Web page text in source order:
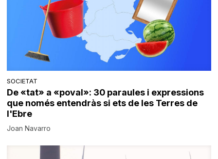
SOCIETAT
De «tat» a «poval»: 30 paraules i expressions
que només entendràs si ets de les Terres de
l'Ebre
Joan Navarro